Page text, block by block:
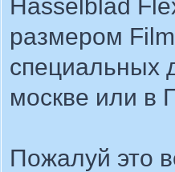
Hasselblad
размером
специальных
москве или в
Пожалуй это